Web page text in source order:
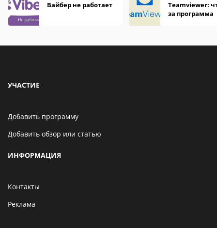
Вайбер не работает
Teamviewer:
за программа
УЧАСТИЕ
Добавить программу
Добавить обзор или статью
ИНФОРМАЦИЯ
Контакты
Реклама